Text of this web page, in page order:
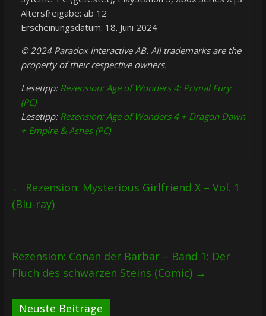
Altersfreigabe: ab 12
Erscheinungsdatum: 18. Juni 2024
© 2024 Paradox Interactive AB. All trademarks are the
property of their respective owners.
Lesetipp: Rezension: Age of Wonders 4: Primal Fury
(PC)
Lesetipp: Rezension: Age of Wonders 4 + Dragon Dawn
+ Empire & Ashes (PC)
← Rezension: Mysterious Girlfriend X – Vol. 1
(Blu-ray)
Rezension: Conan der Barbar – Band 1: Der
Fluch des schwarzen Steins (Comic) →
Neuste Beiträge